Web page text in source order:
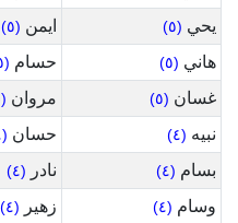
يحي (٥) ايمن (٥)
هاني (٥) حسام (٥)
غسان (٥) مروان (٥)
نبيه (٤) حسان (٤)
بسام (٤) نادر (٤)
وسام (٤) زهير (٤)